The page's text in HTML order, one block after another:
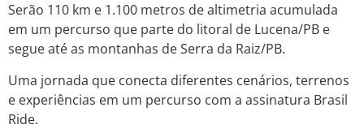
Serão 110 km e 1.100 metros de altimetria acumulada
em um percurso que parte do litoral de Lucena/PB e
segue até as montanhas de Serra da Raiz/PB.
Uma jornada que conecta diferentes cenários, terrenos
e experiências em um percurso com a assinatura Brasil
Ride.